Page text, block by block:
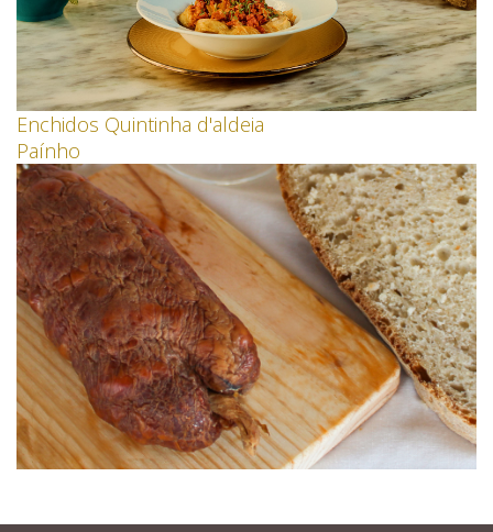
Enchidos Quintinha d'aldeia
Paínho